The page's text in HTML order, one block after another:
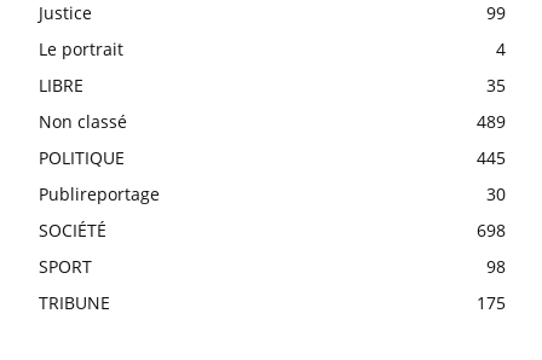
Justice
99
Le portrait
4
LIBRE
35
Non classé
489
POLITIQUE
445
Publireportage
30
SOCIÉTÉ
698
SPORT
98
TRIBUNE
175